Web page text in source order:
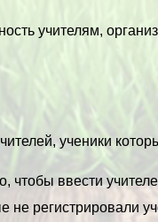
учителям,
ученики
чтобы ввести
не регистрировали